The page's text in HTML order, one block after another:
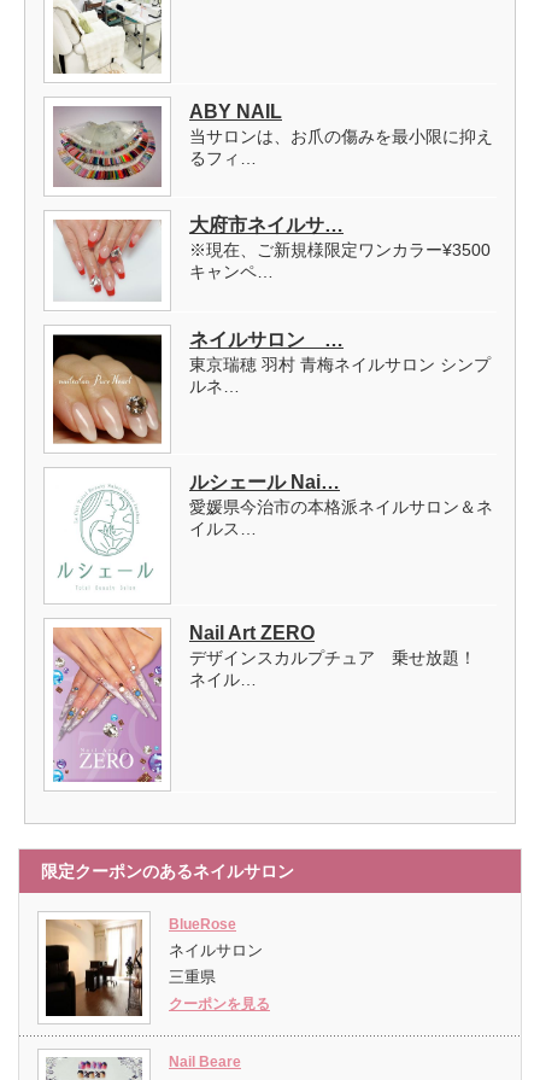
ABY NAIL
当サロンは、お爪の傷みを最小限に抑え
るフィ…
大府市ネイルサ…
※現在、ご新規様限定ワンカラー¥3500
キャンペ…
ネイルサロン …
東京瑞穂 羽村 青梅ネイルサロン シンプ
ルネ…
ルシェール Nai…
愛媛県今治市の本格派ネイルサロン＆ネ
イルス…
Nail Art ZERO
デザインスカルプチュア 乗せ放題！
ネイル…
限定クーポンのあるネイルサロン
BlueRose
ネイルサロン
三重県
クーポンを見る
Nail Beare